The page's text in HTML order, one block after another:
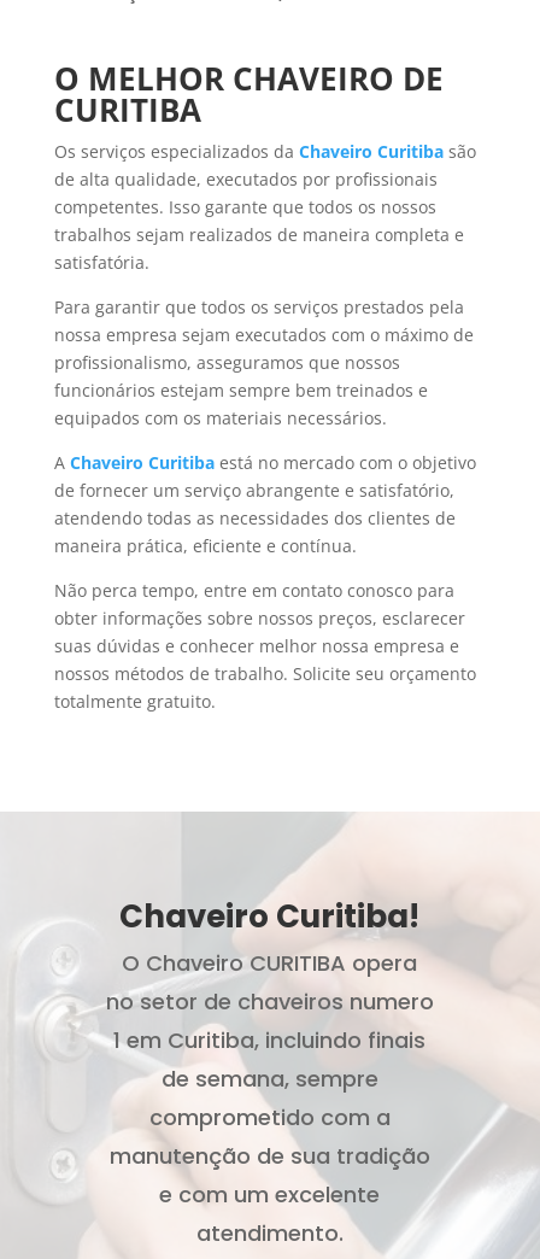
O MELHOR CHAVEIRO DE
CURITIBA
Os serviços especializados da Chaveiro Curitiba são
de alta qualidade, executados por profissionais
competentes. Isso garante que todos os nossos
trabalhos sejam realizados de maneira completa e
satisfatória.
Para garantir que todos os serviços prestados pela
nossa empresa sejam executados com o máximo de
profissionalismo, asseguramos que nossos
funcionários estejam sempre bem treinados e
equipados com os materiais necessários.
A Chaveiro Curitibaestá no mercado com o objetivo
de fornecer um serviço abrangente e satisfatório,
atendendo todas as necessidades dos clientes de
maneira prática, eficiente e contínua.
Não perca tempo, entre em contato conosco para
obter informações sobre nossos preços, esclarecer
suas dúvidas e conhecer melhor nossa empresa e
nossos métodos de trabalho. Solicite seu orçamento
totalmente gratuito.
Chaveiro Curitiba!
O Chaveiro CURITIBA opera
no setor de chaveiros numero
1 em Curitiba, incluindo finais
de semana, sempre
comprometido com a
manutenção de sua tradição
e com um excelente
atendimento.